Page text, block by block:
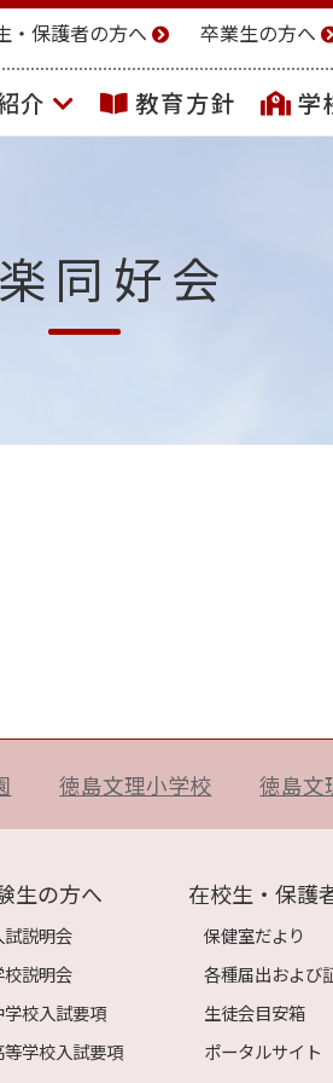
・保護者の方へ 卒業生の方へ
介 教育方針 学
同好会
徳島文理小学校 徳島文
生の方へ
試説明会
校説明会
学校入試要項
等学校入試要項
在校生・保護
保健室だより
各種届出および
生徒会目安箱
ポータルサイト